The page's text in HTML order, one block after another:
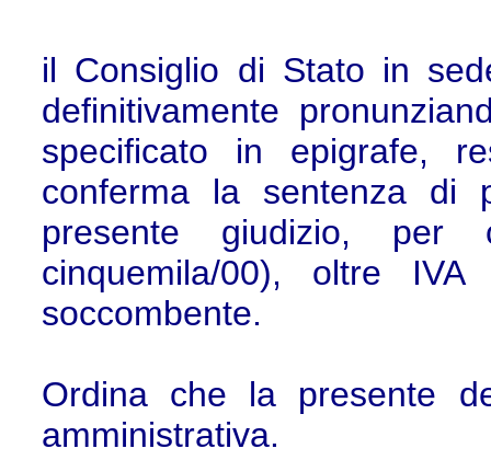
il Consiglio di Stato in
definitivamente
specificato in epigrafe,
conferma la sentenza di
presente giudizio, per
cinquemila/00), oltre
soccombente.
Ordina che la presente
amministrativa.